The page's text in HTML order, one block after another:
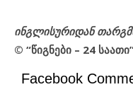
ინგლისურიდან
© “წიგნები – 24
Facebook